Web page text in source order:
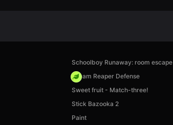
Schoolboy Runaway: room escape
Dream Reaper Defense
Sweet fruit - Match-three!
Stick Bazooka 2
Paint